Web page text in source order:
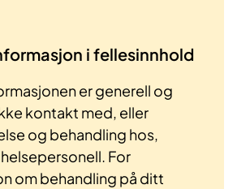
i fellesinnhold
er generell og
kontakt med, eller
og behandling hos,
For
om behandling på ditt